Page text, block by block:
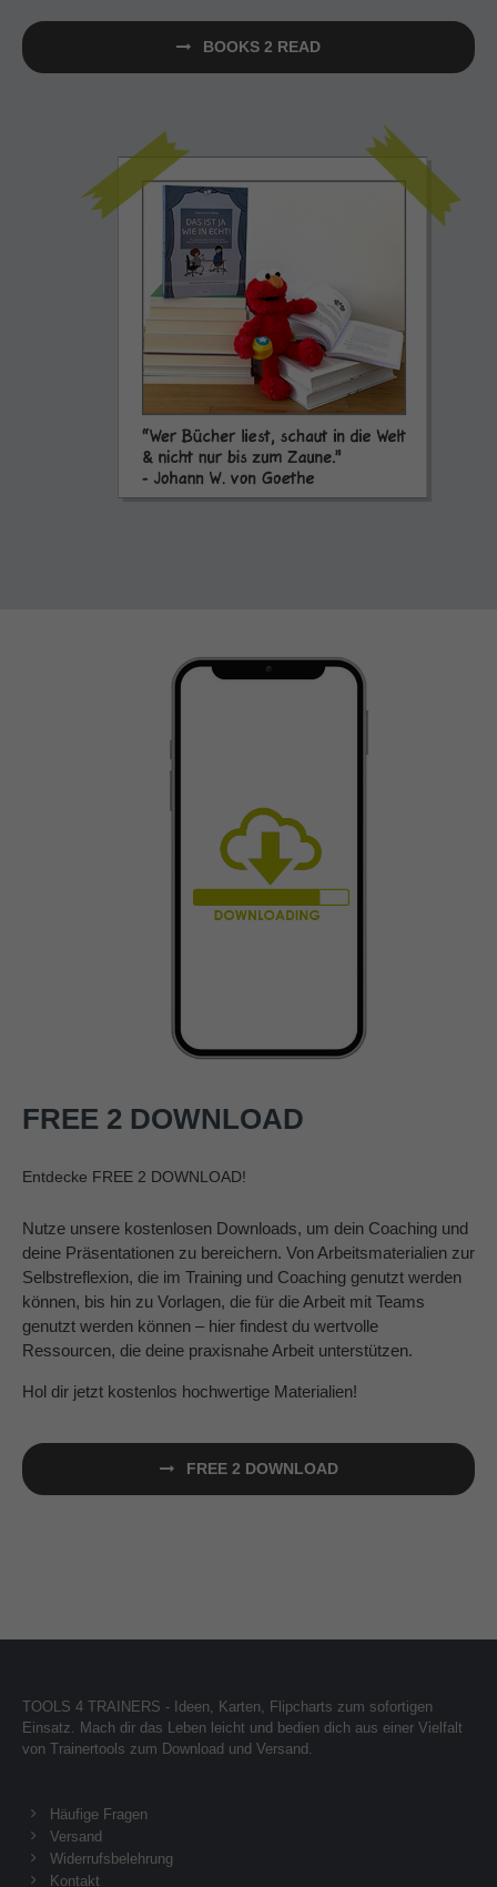
BOOKS 2 READ
FREE 2 DOWNLOAD
Entdecke FREE 2 DOWNLOAD!
Nutze unsere kostenlosen Downloads, um dein Coaching und
deine Präsentationen zu bereichern. Von Arbeitsmaterialien zur
Selbstreflexion, die im Training und Coaching genutzt werden
können, bis hin zu Vorlagen, die für die Arbeit mit Teams
genutzt werden können – hier findest du wertvolle
Ressourcen, die deine praxisnahe Arbeit unterstützen.
Hol dir jetzt kostenlos hochwertige Materialien!
FREE 2 DOWNLOAD
TOOLS 4 TRAINERS - Ideen, Karten, Flipcharts zum sofortigen
Einsatz. Mach dir das Leben leicht und bedien dich aus einer Vielfalt
von Trainertools zum Download und Versand.
Häufige Fragen
Versand
Widerrufsbelehrung
Kontakt